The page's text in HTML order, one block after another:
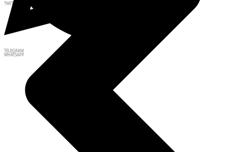
TWITTER
WHATSAPP
TELEGRAM